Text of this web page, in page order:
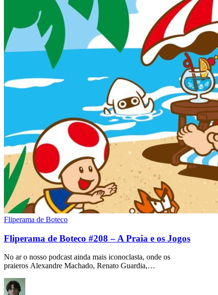
Fliperama de Boteco
Fliperama de Boteco #208 – A Praia e os Jogos
No ar o nosso podcast ainda mais iconoclasta, onde os
praieros Alexandre Machado, Renato Guardia,…